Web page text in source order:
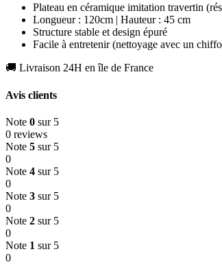
Plateau en céramique imitation travertin
Longueur : 120cm | Hauteur : 45 cm
Structure stable et design épuré
Facile à entretenir (nettoyage avec un
🚚 Livraison 24H en île de France
Avis clients
Note 0 sur 5
0 reviews
Note 5 sur 5
0
Note 4 sur 5
0
Note 3 sur 5
0
Note 2 sur 5
0
Note 1 sur 5
0